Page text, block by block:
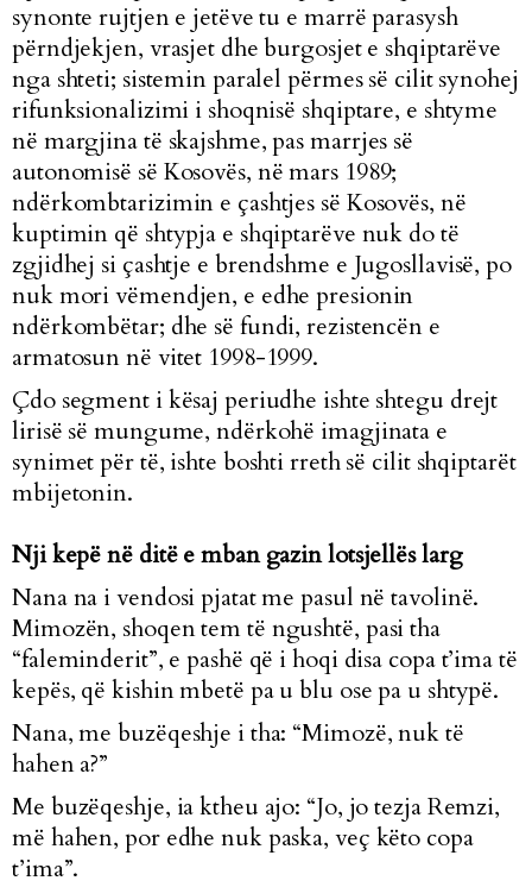
synonte rujtjen e jetëve tu e marrë parasysh
përndjekjen, vrasjet dhe burgosjet e shqiptarëve
nga shteti; sistemin paralel përmes së cilit synohej
rifunksionalizimi i shoqnisë shqiptare, e shtyme
në margjina të skajshme, pas marrjes së
autonomisë së Kosovës, në mars 1989;
ndërkombtarizimin e çashtjes së Kosovës, në
kuptimin që shtypja e shqiptarëve nuk do të
zgjidhej si çashtje e brendshme e Jugosllavisë, po
nuk mori vëmendjen, e edhe presionin
ndërkombëtar; dhe së fundi, rezistencën e
armatosun në vitet 1998-1999.
Çdo segment i kësaj periudhe ishte shtegu drejt
lirisë së mungume, ndërkohë imagjinata e
synimet për të, ishte boshti rreth së cilit shqiptarët
mbijetonin.
Nji kepë në ditë e mban gazin lotsjellës larg
Nana na i vendosi pjatat me pasul në tavolinë.
Mimozën, shoqen tem të ngushtë, pasi tha
“faleminderit”, e pashë që i hoqi disa copa t’ima të
kepës, që kishin mbetë pa u blu ose pa u shtypë.
Nana, me buzëqeshje i tha: “Mimozë, nuk të
hahen a?”
Me buzëqeshje, ia ktheu ajo: “Jo, jo tezja Remzi,
më hahen, por edhe nuk paska, veç këto copa
t’ima”.